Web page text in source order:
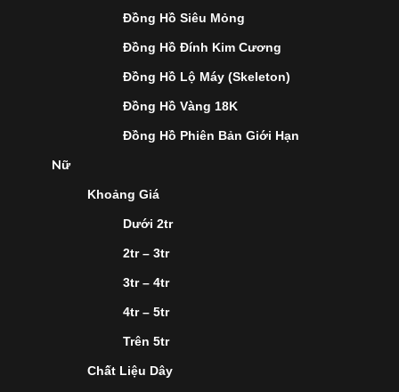
Đồng Hồ Siêu Mỏng
Đồng Hồ Đính Kim Cương
Đồng Hồ Lộ Máy (Skeleton)
Đồng Hồ Vàng 18K
Đồng Hồ Phiên Bản Giới Hạn
Nữ
Khoảng Giá
Dưới 2tr
2tr – 3tr
3tr – 4tr
4tr – 5tr
Trên 5tr
Chất Liệu Dây